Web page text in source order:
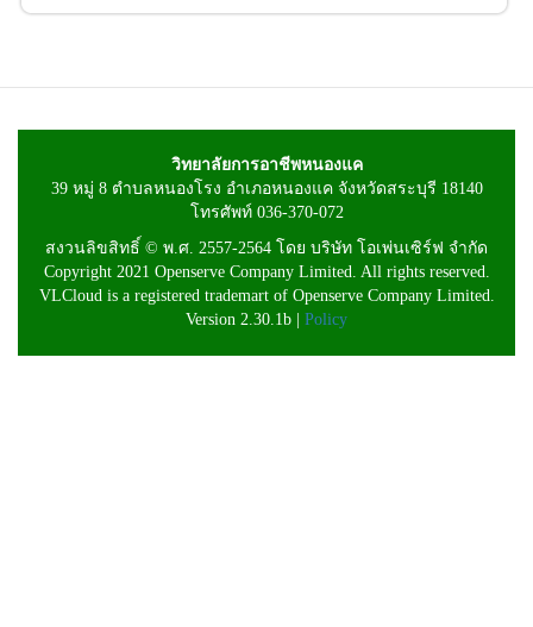
วิทยาลัยการอาชีพหนองแค
39 หมู่ 8 ตำบลหนองโรง อำเภอหนองแค จังหวัดสระบุรี 18140
โทรศัพท์ 036-370-072
สงวนลิขสิทธิ์ © พ.ศ. 2557-2564 โดย บริษัท โอเพ่นเซิร์ฟ จำกัด
Copyright 2021 Openserve Company Limited. All rights reserved.
VLCloud is a registered trademart of Openserve Company Limited.
Version 2.30.1b | Policy